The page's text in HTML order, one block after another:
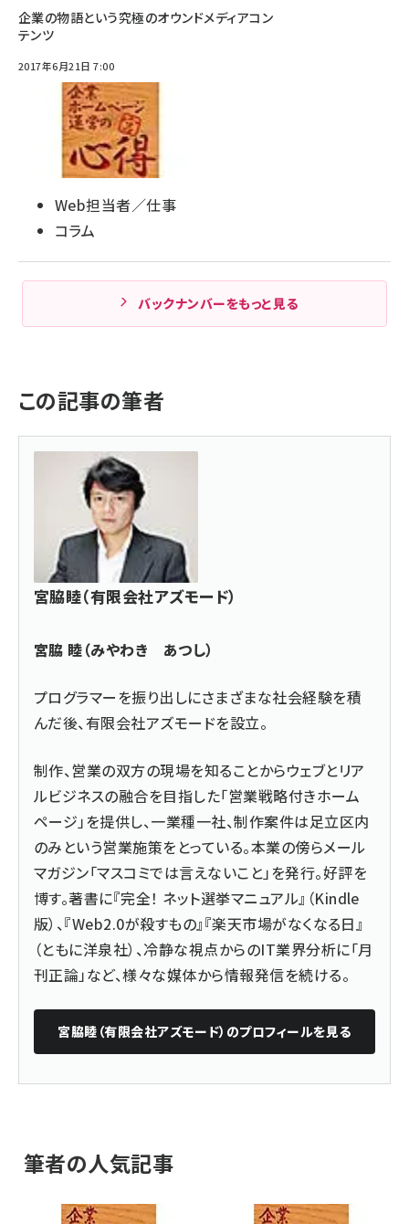
企業の物語という究極のオウンドメディアコン
テンツ
2017年6月21日 7:00
Web担当者／仕事
コラム
バックナンバーをもっと見る
この記事の筆者
宮脇睦（有限会社アズモード）
宮脇 睦（みやわき あつし）
プログラマーを振り出しにさまざまな社会経験を積
んだ後、有限会社アズモードを設立。
制作、営業の双方の現場を知ることからウェブとリア
ルビジネスの融合を目指した「営業戦略付きホーム
ページ」を提供し、一業種一社、制作案件は足立区内
のみという営業施策をとっている。本業の傍らメール
マガジン「マスコミでは言えないこと」を発行。好評を
博す。著書に『完全！ ネット選挙マニュアル』（Kindle
版）、『Web2.0が殺すもの』『楽天市場がなくなる日』
（ともに洋泉社）、冷静な視点からのIT業界分析に「月
刊正論」など、様々な媒体から情報発信を続ける。
宮脇睦（有限会社アズモード） のプロフィールを見る
筆者の人気記事